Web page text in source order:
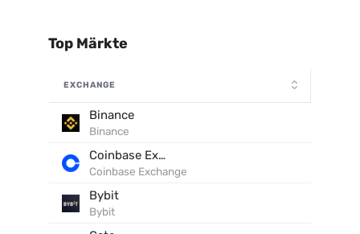
Top Märkte
EXCHANGE
Binance
Binance
Coinbase Exchange
Coinbase Exchange
Bybit
Bybit